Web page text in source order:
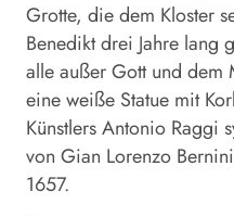
Grotte, die dem Kloster
Benedikt drei Jahre lang
alle außer Gott und dem
eine weiße Statue mit
Künstlers Antonio Raggi
von Gian Lorenzo
1657.